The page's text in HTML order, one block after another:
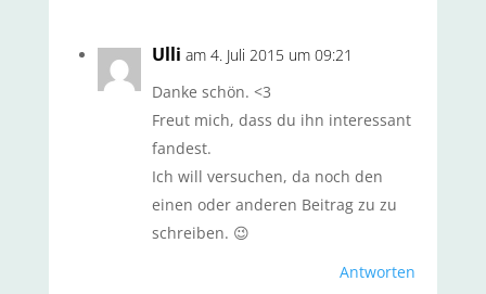
Ulli am 4. Juli 2015 um 09:21
Danke schön. <3
Freut mich, dass du ihn interessant
fandest.
Ich will versuchen, da noch den
einen oder anderen Beitrag zu zu
schreiben. 😉
Antworten